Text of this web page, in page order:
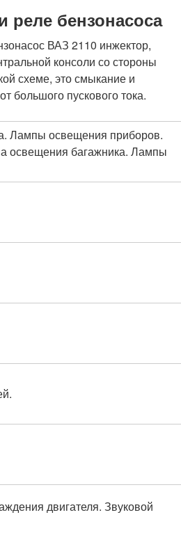
реле бензонасоса
ВАЗ 2110 инжектор,
консоли со стороны
схеме, это смыкание и
большого пускового тока.
Лампы освещения приборов.
освещения багажника. Лампы
двигателя. Звуковой